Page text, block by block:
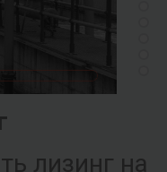
лизинг на